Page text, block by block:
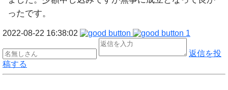
ったです。
2022-08-22 16:38:02 1
返信を投
稿する